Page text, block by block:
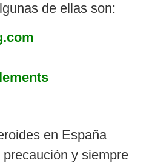
de ellas son:
en España
y siempre